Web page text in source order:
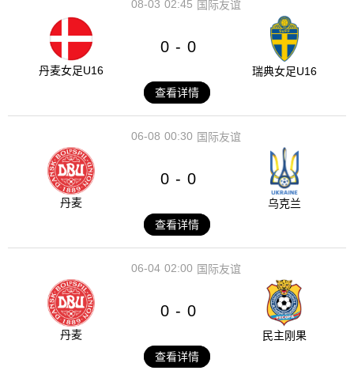
02:45
08-03 国际友谊
丹麦女足U16
0 - 0
瑞典女足U16
查看详情
00:30
06-08 国际友谊
丹麦
0 - 0
乌克兰
查看详情
02:00
06-04 国际友谊
丹麦
0 - 0
民主刚果
查看详情